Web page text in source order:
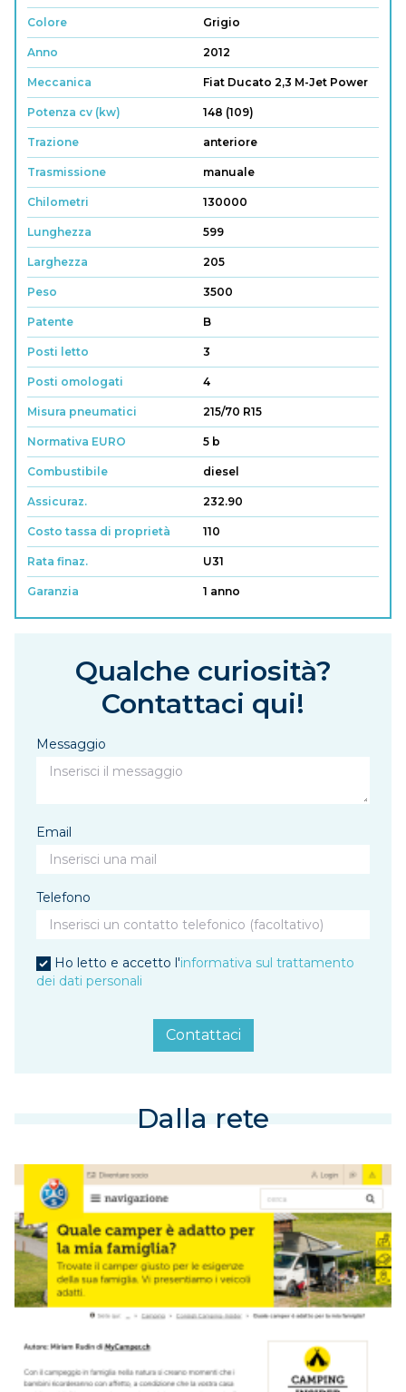
Colore Grigio
Anno 2012
Meccanica Fiat Ducato 2,3 M-Jet Power
Potenza cv (kw) 148 (109)
Trazione anteriore
Trasmissione manuale
Chilometri 130000
Lunghezza 599
Larghezza 205
Peso 3500
Patente B
Posti letto 3
Posti omologati 4
Misura pneumatici 215/70 R15
Normativa EURO 5 b
Combustibile diesel
Assicuraz. 232.90
Costo tassa di proprietà 110
Rata finaz. U31
Garanzia 1 anno
Qualche curiosità?
Contattaci qui!
Messaggio
Email
Telefono
Ho letto e accetto l'informativa sul trattamento
dei dati personali
Contattaci
Dalla rete